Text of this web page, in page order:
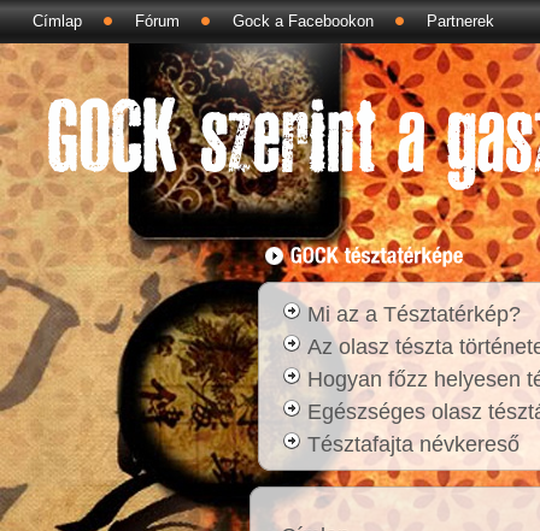
Címlap Fórum Gock a Facebookon Partnerek
Mi az a Tésztatérkép?
Az olasz tészta
Hogyan főzz helyesen
Egészséges olasz
Tésztafajta névkereső